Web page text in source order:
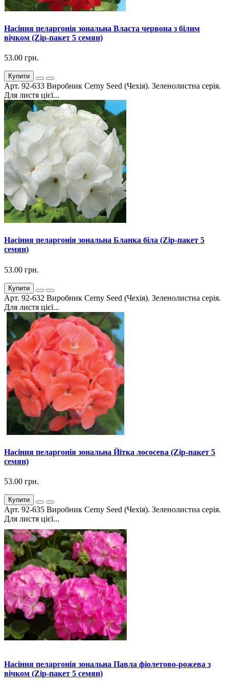
Насіння пеларгонія зональна Власта червона з білим
вічком (Zip-пакет 5 семян)
53.00 грн.
Купити
Арт. 92-633 Виробник Cerny Seed (Чехія). Зеленолистна серія.
Для листя цієї...
Насіння пеларгонія зональна Бланка біла (Zip-пакет 5
семян)
53.00 грн.
Купити
Арт. 92-632 Виробник Cerny Seed (Чехія). Зеленолистна серія.
Для листя цієї...
Насіння пеларгонія зональна Йітка лососева (Zip-пакет 5
семян)
53.00 грн.
Купити
Арт. 92-635 Виробник Cerny Seed (Чехія). Зеленолистна серія.
Для листя цієї...
Насіння пеларгонія зональна Павла фіолетово-рожева з
вічком (Zip-пакет 5 семян)